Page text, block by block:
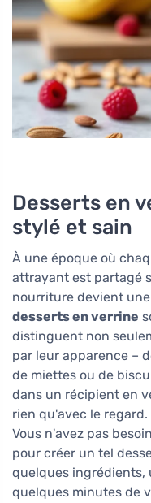
Desserts en
stylé et sain
À une époque où
attrayant est partagé
nourriture devient
desserts en verrine
distinguent non
par leur apparence –
de miettes ou de
dans un récipient en
rien qu'avec le
Vous n'avez pas
pour créer un tel
quelques ingrédients,
quelques minutes de